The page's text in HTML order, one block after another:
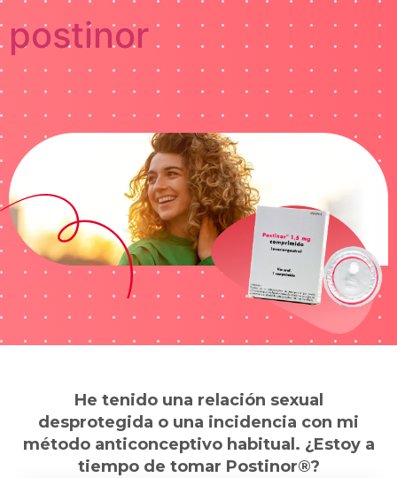
postinor
He tenido una relación sexual
desprotegida o una incidencia con mi
método anticonceptivo habitual. ¿Estoy a
tiempo de tomar Postinor®?